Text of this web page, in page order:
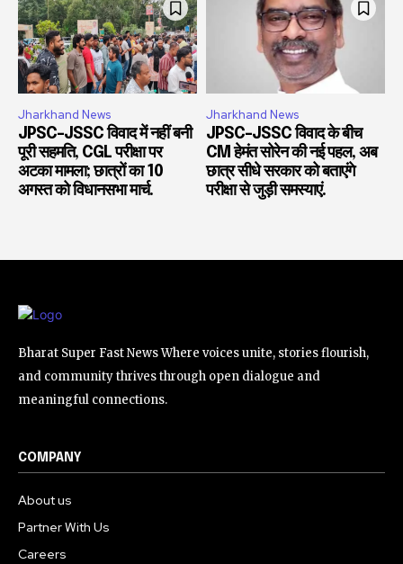
Jharkhand News
JPSC-JSSC विवाद में नहीं बनी
पूरी सहमति, CGL परीक्षा पर
अटका मामला; छात्रों का 10
अगस्त को विधानसभा मार्च.
Jharkhand News
JPSC-JSSC विवाद के बीच
CM हेमंत सोरेन की नई पहल, अब
छात्र सीधे सरकार को बताएंगे
परीक्षा से जुड़ी समस्याएं.
Bharat Super Fast News Where voices unite, stories flourish,
and community thrives through open dialogue and
meaningful connections.
COMPANY
About us
Partner With Us
Careers